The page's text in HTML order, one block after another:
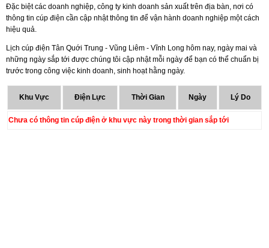
Đặc biệt các doanh nghiệp, công ty kinh doanh sản xuất trên địa bàn, nơi có
thông tin cúp điện cần cập nhật thông tin để vận hành doanh nghiệp một cách
hiệu quả.
Lịch cúp điện Tân Quới Trung - Vũng Liêm - Vĩnh Long hôm nay, ngày mai và
những ngày sắp tới được chúng tôi cập nhật mỗi ngày để bạn có thể chuẩn bị
trước trong công việc kinh doanh, sinh hoạt hằng ngày.
Khu Vực Điện Lực Thời Gian Ngày Lý Do
Chưa có thông tin cúp điện ở khu vực này trong thời gian sắp tới